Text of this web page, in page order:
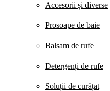
Accesorii și diverse
Prosoape de baie
Balsam de rufe
Detergenți de rufe
Soluții de curățat